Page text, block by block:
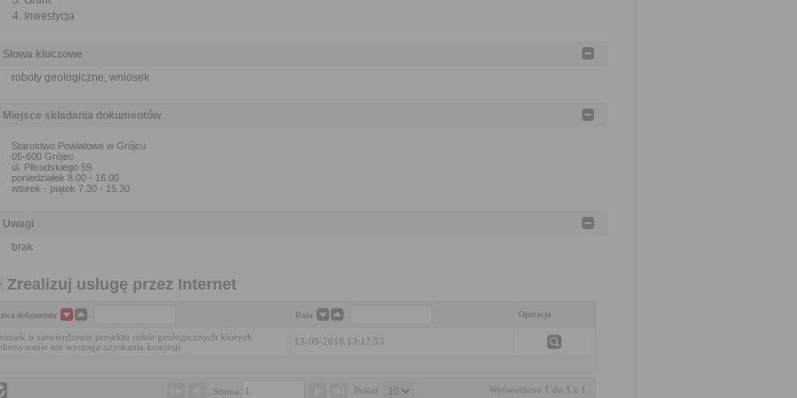
Inwestycja
Słowa kluczowe
roboty geologiczne, wniosek
Miejsce składania dokumentów
Starostwo Powiatowe w Grójcu
05-600 Grójec
ul. Piłsudskiego 59
poniedziałek 8.00 - 16.00
wtorek - piątek 7.30 - 15.30
Uwagi
brak
Zrealizuj usługę przez Internet
dokumentu Data Operacja
o zatwierdzenie projektu robót geologicznych których
nie wymaga uzyskania koncesji
13-09-2018 13:17:53
Strona Pokaż Wyświetlono 1 do 1 z 1